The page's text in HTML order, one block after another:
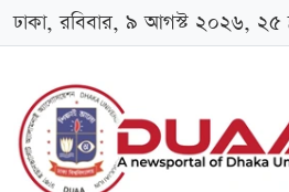
ঢাকা, রবিবার, ৯ আগস্ট ২০২৬, ২৫